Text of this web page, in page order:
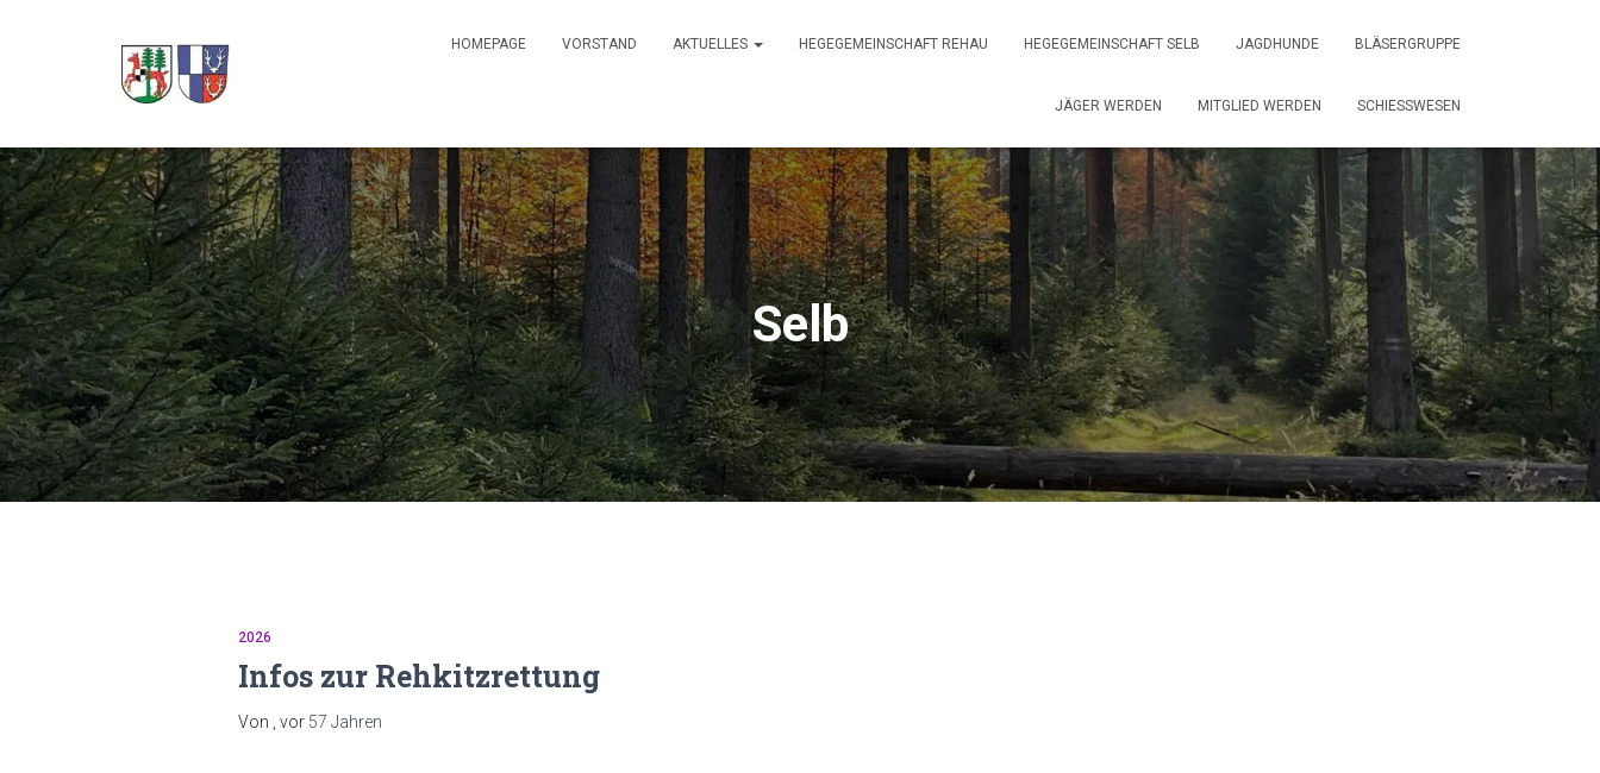
HOMEPAGE VORSTAND AKTUELLES HEGEGEMEINSCHAFT REHAU HEGEGEMEINSCHAFT SELB JAGDHUNDE BLÄSERGRUPPE
JÄGER WERDEN MITGLIED WERDEN SCHIESSWESEN
Selb
2026
Infos zur Rehkitzrettung
Von , vor 57 Jahren